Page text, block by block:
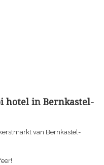
hotel in Bernkastel-
van Bernkastel-